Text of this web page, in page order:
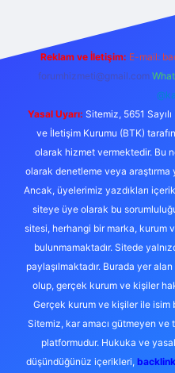
Reklam ve İletişim: E-mail:
forumhizmeti@gmail.com
Yasal Uyarı: Sitemiz, 5651
ve İletişim Kurumu (BTK)
olarak hizmet vermektedir. Bu
olarak denetleme veya
Ancak, üyelerimiz yazdıkları
siteye üye olarak bu
sitesi, herhangi bir marka, kurum
bulunmamaktadır. Sitede
paylaşılmaktadır. Burada yer
olup, gerçek kurum ve kişiler
Gerçek kurum ve kişiler ile
Sitemiz, kar amacı gütmeyen ve
platformudur. Hukuka ve
düşündüğünüz içerikleri,